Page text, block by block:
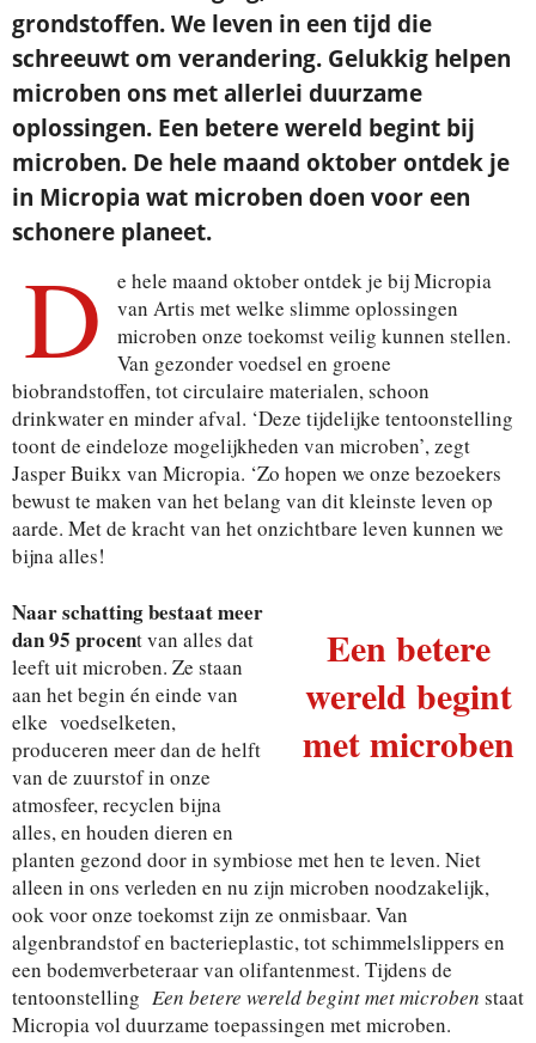
grondstoffen. We leven in een tijd die
schreeuwt om verandering. Gelukkig helpen
microben ons met allerlei duurzame
oplossingen. Een betere wereld begint bij
microben. De hele maand oktober ontdek je
in Micropia wat microben doen voor een
schonere planeet.
D
e hele maand oktober ontdek je bij Micropia
van Artis met welke slimme oplossingen
microben onze toekomst veilig kunnen stellen.
Van gezonder voedsel en groene
biobrandstoffen, tot circulaire materialen, schoon
drinkwater en minder afval. ‘Deze tijdelijke tentoonstelling
toont de eindeloze mogelijkheden van microben’, zegt
Jasper Buikx van Micropia. ‘Zo hopen we onze bezoekers
bewust te maken van het belang van dit kleinste leven op
aarde. Met de kracht van het onzichtbare leven kunnen we
bijna alles!
Een betere
wereld begint
met microben
Naar schatting bestaat meer
dan 95 procent van alles dat
leeft uit microben. Ze staan
aan het begin én einde van
elke voedselketen,
produceren meer dan de helft
van de zuurstof in onze
atmosfeer, recyclen bijna
alles, en houden dieren en
planten gezond door in symbiose met hen te leven. Niet
alleen in ons verleden en nu zijn microben noodzakelijk,
ook voor onze toekomst zijn ze onmisbaar. Van
algenbrandstof en bacterieplastic, tot schimmelslippers en
een bodemverbeteraar van olifantenmest. Tijdens de
tentoonstelling Een betere wereld begint met microben staat
Micropia vol duurzame toepassingen met microben.